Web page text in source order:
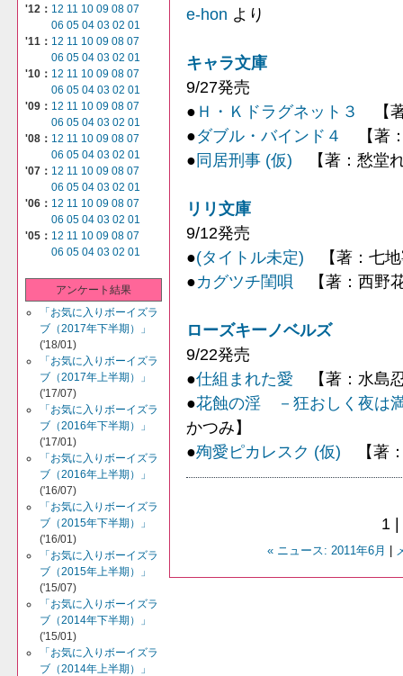
'12： 12 11 10 09 08 07
06 05 04 03 02 01
'11： 12 11 10 09 08 07
06 05 04 03 02 01
'10： 12 11 10 09 08 07
06 05 04 03 02 01
'09： 12 11 10 09 08 07
06 05 04 03 02 01
'08： 12 11 10 09 08 07
06 05 04 03 02 01
'07： 12 11 10 09 08 07
06 05 04 03 02 01
'06： 12 11 10 09 08 07
06 05 04 03 02 01
'05： 12 11 10 09 08 07
06 05 04 03 02 01
アンケート結果
「お気に入りボーイズラ
ブ（2017年下半期）」
('18/01)
「お気に入りボーイズラ
ブ（2017年上半期）」
('17/07)
「お気に入りボーイズラ
ブ（2016年下半期）」
('17/01)
「お気に入りボーイズラ
ブ（2016年上半期）」
('16/07)
「お気に入りボーイズラ
ブ（2015年下半期）」
('16/01)
「お気に入りボーイズラ
ブ（2015年上半期）」
('15/07)
「お気に入りボーイズラ
ブ（2014年下半期）」
('15/01)
「お気に入りボーイズラ
ブ（2014年上半期）」
e-hon より
キャラ文庫
9/27発売
● Ｈ・Ｋドラグネット３
【
●ダブル・バインド４
【著
●同居刑事 (仮) 【著：愁堂
リリ文庫
9/12発売
●(タイトル未定) 【著：七地
●カグツチ閨唄 【著：西野
ローズキーノベルズ
9/22発売
●仕組まれた愛 【著：水島
●花蝕の淫 －狂おしく夜は
かつみ】
●殉愛ピカレスク (仮) 【著
1 |
« ニュース: 2011年6月 |